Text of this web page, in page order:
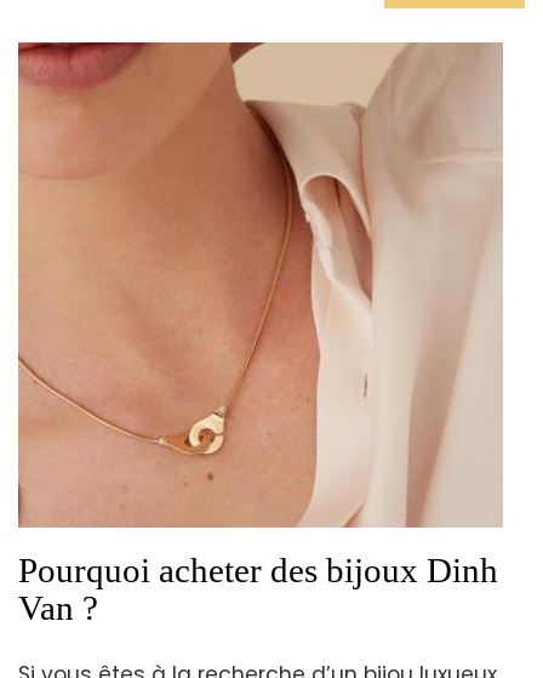
Pourquoi acheter des bijoux Dinh
Van ?